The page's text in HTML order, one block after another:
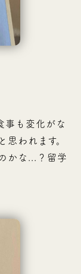
事も変化がな
思われます。
かな...？留学